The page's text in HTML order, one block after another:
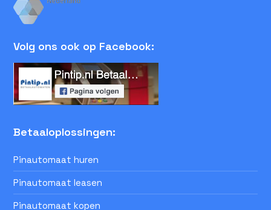
Volg ons ook op Facebook:
Betaaloplossingen:
Pinautomaat huren
Pinautomaat leasen
Pinautomaat kopen